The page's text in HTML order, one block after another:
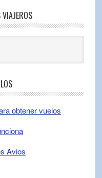
obtener vuelos
Avios